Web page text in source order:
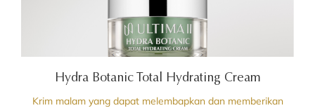
Hydra Botanic Total Hydrating Cream
Krim malam yang dapat melembapkan dan memberikan